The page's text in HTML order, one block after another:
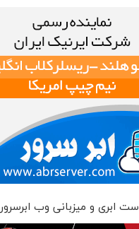
ابری و میزبانی وب ابرسرور